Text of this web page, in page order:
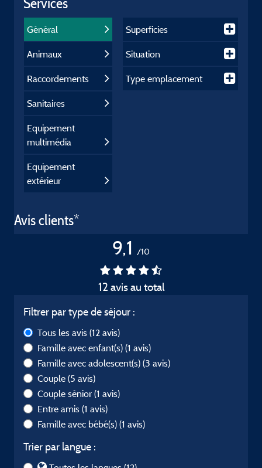
Général
Animaux
Raccordements
Sanitaires
Equipement
multimédia
Equipement
extérieur
Superficies
Situation
Type emplacement
Avis clients*
9,1 /10
12 avis au total
Filtrer par type de séjour :
Tous les avis (12 avis)
Famille avec enfant(s) (1 avis)
Famille avec adolescent(s) (3 avis)
Couple (5 avis)
Couple sénior (1 avis)
Entre amis (1 avis)
Famille avec bébé(s) (1 avis)
Trier par langue :